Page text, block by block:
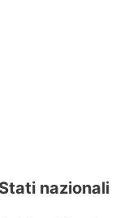
nazionali